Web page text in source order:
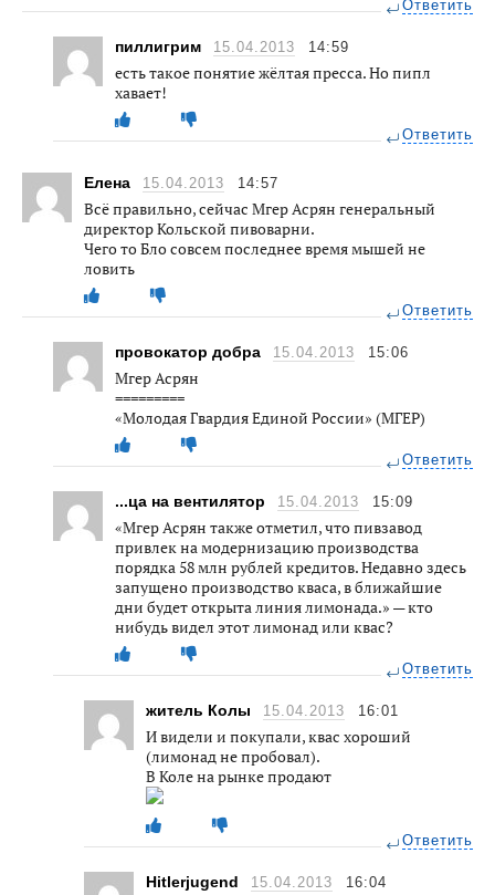
Ответить
пиллигрим 15.04.2013 14:59
есть такое понятие жёлтая пресса. Но пипл
хавает!
Ответить
Елена 15.04.2013 14:57
Всё правильно, сейчас Мгер Асрян генеральный
директор Кольской пивоварни.
Чего то Бло совсем последнее время мышей не
ловить
Ответить
провокатор добра 15.04.2013 15:06
Мгер Асрян
=========
«Молодая Гвардия Единой России» (МГЕР)
Ответить
...ца на вентилятор 15.04.2013 15:09
«Мгер Асрян также отметил, что пивзавод
привлек на модернизацию производства
порядка 58 млн рублей кредитов. Недавно здесь
запущено производство кваса, в ближайшие
дни будет открыта линия лимонада.» — кто
нибудь видел этот лимонад или квас?
Ответить
житель Колы 15.04.2013 16:01
И видели и покупали, квас хороший
(лимонад не пробовал).
В Коле на рынке продают
Ответить
Hitlerjugend 15.04.2013 16:04